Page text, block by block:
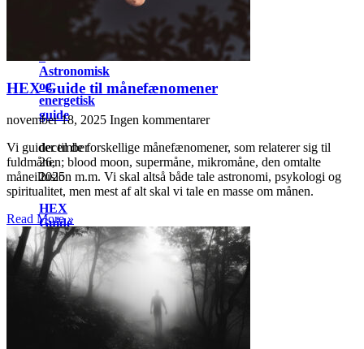
fuldmåner
–
Astronomisk
og
energetisk
guide
december
26,
2025
HEX
Guide
til
månefænomener
november
Engletal
HEX Guide til månefænomener
november 18, 2025 Ingen kommentarer
Vi guider til de forskellige månefænomener, som relaterer sig til
fuldmånen; blood moon, supermåne, mikromåne, den omtalte
måneillusion m.m. Vi skal altså både tale astronomi, psykologi og
spiritualitet, men mest af alt skal vi tale en masse om månen.
Read More »